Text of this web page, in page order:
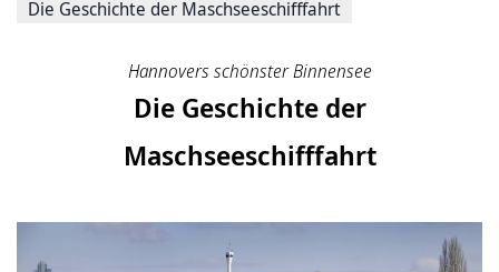
Seite
Die Geschichte der Maschseeschifffahrt
Hannovers schönster Binnensee
Die Geschichte der
Maschseeschifffahrt